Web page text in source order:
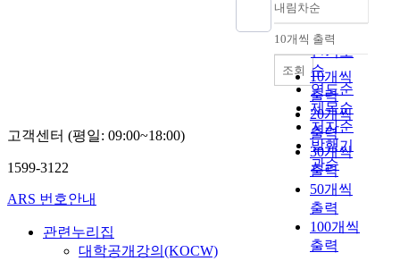
정확도
순
인기도
순
연도순
제목순
저자순
발행기
관순
내림차순
내림차순
10개씩 출력
10개씩
출력
20개씩
출력
30개씩
출력
50개씩
출력
100개씩
출력
조회
고객센터 (평일: 09:00~18:00)
1599-3122
ARS 번호안내
관련누리집
대학공개강의(KOCW)